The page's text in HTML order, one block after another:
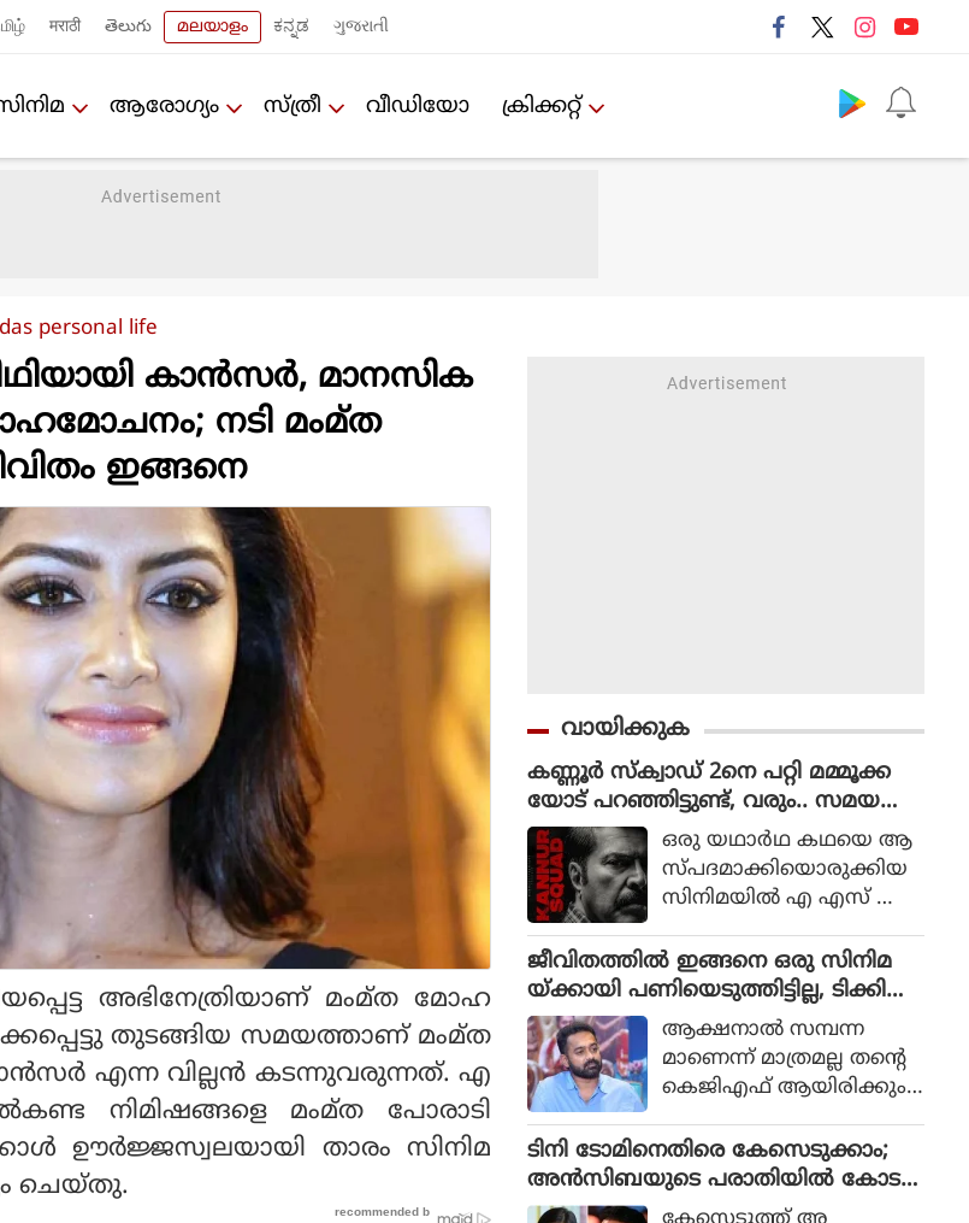
मराठी తెలుగు മലയാളം ಕನ್ನಡ ગુજરાતી
ആരോഗ്യം സ്ത്രീ വീഡിയോ ക്രിക്കറ്റ്‌
personal life
കാന്‍സര്‍, മാനസിക
നടി മംമ്ത
ഇങ്ങനെ
അഭിനേത്രിയാണ് മംമ്ത മോഹ
തുടങ്ങിയ സമയത്താണ് മംമ്ത
എന്ന വില്ലന്‍ കടന്നുവരുന്നത്. എ
നിമിഷങ്ങളെ മംമ്ത പോരാടി
ഊര്‍ജ്ജസ്വലയായി താരം സിനിമ
ചെയ്തു.
വായിക്കുക
കണ്ണൂർ സ്ക്വാഡ് 2നെ പറ്റി മമ്മൂക്ക
യോട് പറഞ്ഞിട്ടുണ്ട്, വരും.. സമയ
മെടുക്കും : റോണി ഡേവിഡ്
ഒരു യഥാര്‍ഥ കഥയെ ആ
സ്പദമാക്കിയൊരുക്കിയ
സിനിമയില്‍ എ എസ് ഐ
ഥാപാത്രമായാണ് മമ്മൂട്ടി
എത്തിയത്. ഒരു കുറ്റ
വാളിയെ പിടികൂടാനായി ഉ
ത്തരേന്ത്യന്‍ സംസ്ഥാനങ്ങ
ളിലേക്ക് യാത്ര തിരിക്കുന്ന
പോലീസ് സംഘത്തിന്റെ ക
ഥയായിരുന്നു 2023ല്‍ പുറ
ത്തിറങ്ങിയ സിനിമ പറ
ഞ്ഞത്.
ജീവിതത്തിൽ ഇങ്ങനെ ഒരു സിനിമ
യ്ക്കായി പണിയെടുത്തിട്ടില്ല, ടിക്കി
ടാക്കയെ പറ്റി ആസിഫ് അലി
ആക്ഷനാല്‍ സമ്പന്ന
മാണെന്ന് മാത്രമല്ല തന്റെ
കെജിഎഫ് ആയിരിക്കും
അലിയുടെ തുറന്നുപറയ
ലും ഒപ്പം വി എസ്
രോഹിത്- ആസിഫ് അലി
ടിനി ടോമിനെതിരെ കേസെടുക്കാം;
അൻസിബയുടെ പരാതിയിൽ കോട
തി നിർദേശം